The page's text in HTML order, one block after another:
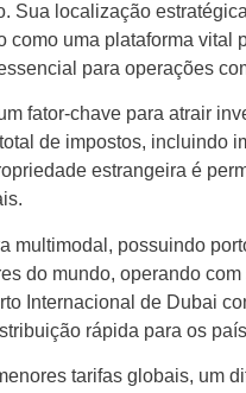
Sua localização
uma plataforma vital
para operações
fator-chave para atrair
de impostos, incluindo
estrangeira é
multimodal, possuindo
do mundo, operando
Internacional de Dubai
rápida para os
tarifas globais, um